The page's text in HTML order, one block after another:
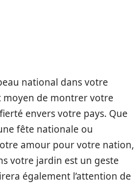
national dans votre
moyen de montrer votre
envers votre pays. Que
fête nationale ou
amour pour votre nation,
votre jardin est un geste
également l’attention de